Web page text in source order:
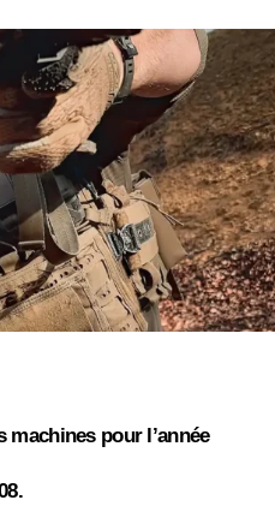
machines pour l’année